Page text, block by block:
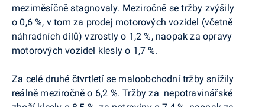
meziměsíčně stagnovaly. Meziročně se tržby zvýšily
o 0,6 %, v tom za prodej motorových vozidel (včetně
náhradních dílů) vzrostly o 1,2 %, naopak za opravy
motorových vozidel klesly o 1,7 %.
Za celé druhé čtvrtletí se maloobchodní tržby snížily
reálně meziročně o 6,2 %. Tržby za nepotravinářské